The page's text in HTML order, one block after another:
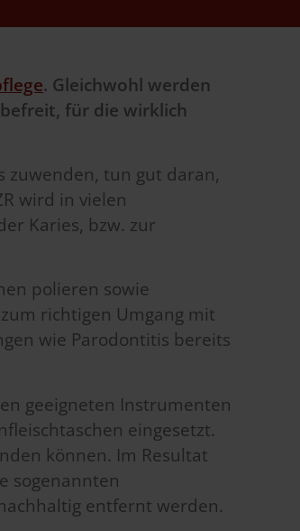
. Gleichwohl werden
für die wirklich
zuwenden, tun gut daran,
wird in vielen
Karies, bzw. zur
polieren sowie
richtigen Umgang mit
wie Parodontitis bereits
geeigneten Instrumenten
eingesetzt.
können. Im Resultat
sogenannten
entfernt werden.